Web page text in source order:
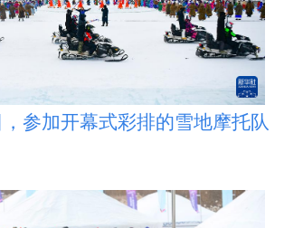
加开幕式彩排的雪地摩托队